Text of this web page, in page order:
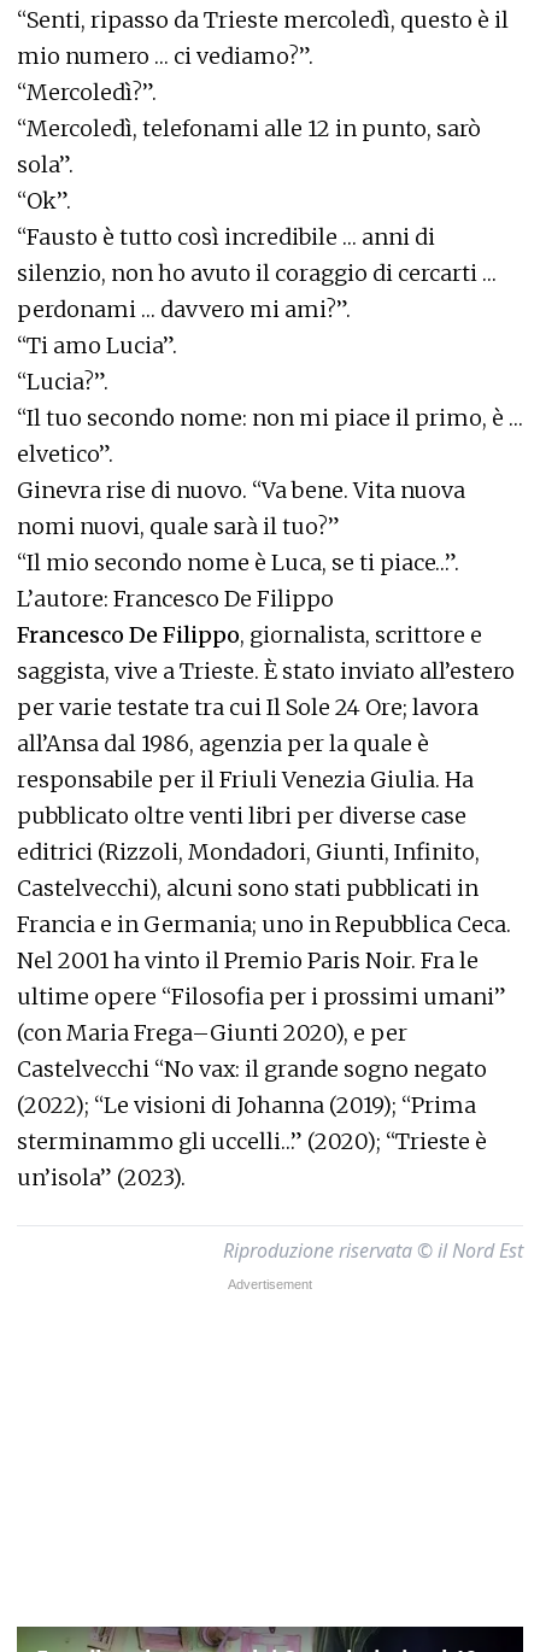
“Senti, ripasso da Trieste mercoledì, questo è il
mio numero … ci vediamo?”.
“Mercoledì?”.
“Mercoledì, telefonami alle 12 in punto, sarò
sola”.
“Ok”.
“Fausto è tutto così incredibile … anni di
silenzio, non ho avuto il coraggio di cercarti …
perdonami … davvero mi ami?”.
“Ti amo Lucia”.
“Lucia?”.
“Il tuo secondo nome: non mi piace il primo, è …
elvetico”.
Ginevra rise di nuovo. “Va bene. Vita nuova
nomi nuovi, quale sarà il tuo?”
“Il mio secondo nome è Luca, se ti piace…”.
L’autore: Francesco De Filippo
Francesco De Filippo, giornalista, scrittore e
saggista, vive a Trieste. È stato inviato all’estero
per varie testate tra cui Il Sole 24 Ore; lavora
all’Ansa dal 1986, agenzia per la quale è
responsabile per il Friuli Venezia Giulia. Ha
pubblicato oltre venti libri per diverse case
editrici (Rizzoli, Mondadori, Giunti, Infinito,
Castelvecchi), alcuni sono stati pubblicati in
Francia e in Germania; uno in Repubblica Ceca.
Nel 2001 ha vinto il Premio Paris Noir. Fra le
ultime opere “Filosofia per i prossimi umani”
(con Maria Frega–Giunti 2020), e per
Castelvecchi “No vax: il grande sogno negato
(2022); “Le visioni di Johanna (2019); “Prima
sterminammo gli uccelli…” (2020); “Trieste è
un’isola” (2023).
Riproduzione riservata © il Nord Est